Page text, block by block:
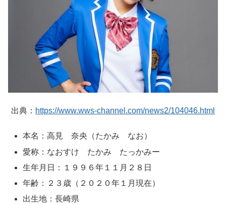
出典： https://www.wws-channel.com/news2/104046.html
本名：高見 奈央（たかみ なお）
愛称：なおすけ たかみ たっかみー
生年月日：１９９６年１１月２８日
年齢：２３歳（２０２０年１月現在）
出生地：長崎県